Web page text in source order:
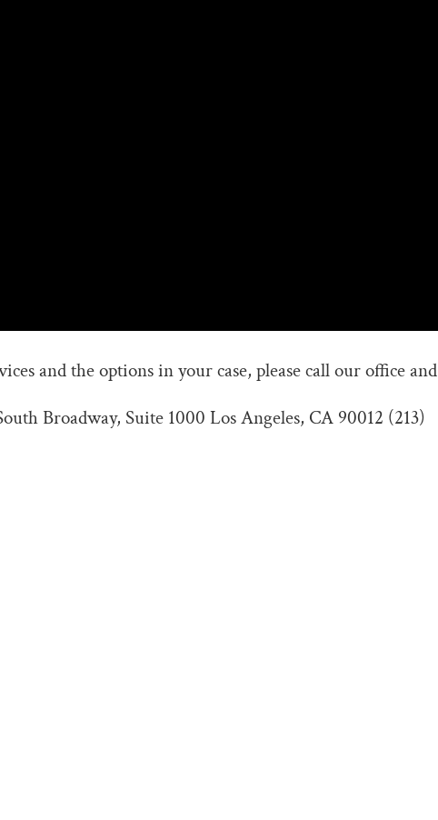
and the options in your case, please call our office and
Broadway, Suite 1000 Los Angeles, CA 90012 (213)